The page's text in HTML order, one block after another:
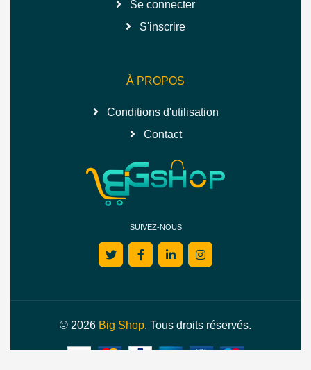
Se connecter
S'inscrire
À PROPOS
Conditions d'utilisation
Contact
SUIVEZ-NOUS
© 2026 Big Shop. Tous droits réservés.